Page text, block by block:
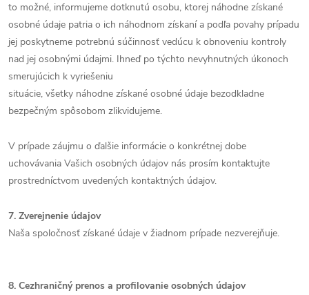
to možné, informujeme dotknutú osobu, ktorej náhodne získané
osobné údaje patria o ich náhodnom získaní a podľa povahy prípadu
jej poskytneme potrebnú súčinnosť vedúcu k obnoveniu kontroly
nad jej osobnými údajmi. Ihneď po týchto nevyhnutných úkonoch
smerujúcich k vyriešeniu
situácie, všetky náhodne získané osobné údaje bezodkladne
bezpečným spôsobom zlikvidujeme.
V prípade záujmu o ďalšie informácie o konkrétnej dobe
uchovávania Vašich osobných údajov nás prosím kontaktujte
prostredníctvom uvedených kontaktných údajov.
7. Zverejnenie údajov
Naša spoločnosť získané údaje v žiadnom prípade nezverejňuje.
8. Cezhraničný prenos a profilovanie osobných údajov